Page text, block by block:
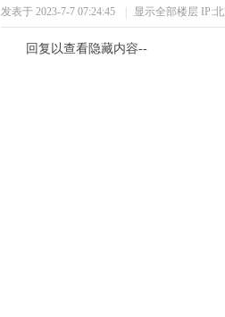
发表于 2023-7-7 07:24:45 显示全部楼层 IP:
回复以查看隐藏内容--